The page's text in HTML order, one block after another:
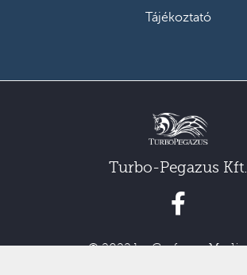
Tájékoztató
Turbo-Pegazus Kft.
© 2022 by Grafcom Media